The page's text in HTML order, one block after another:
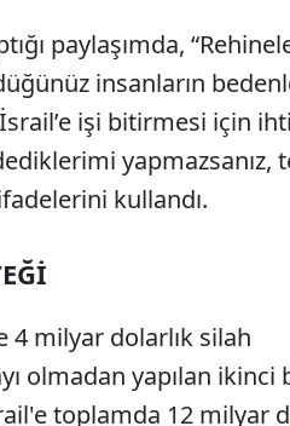
paylaşımda,
insanların
işi bitirmesi için
yapmazsanız,
kullandı.
4 milyar dolarlık silah
olmadan yapılan ikinci
toplamda 12 milyar